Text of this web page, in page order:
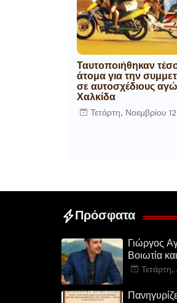
Ταυτοποιήθηκαν
άτομα για την
σε αυτοσχέδιους
Χαλκίδα
Τετάρτη, Νοεμβρίου
Πρόσφατα
Γιώργος
Βοιωτία
καίγεται.